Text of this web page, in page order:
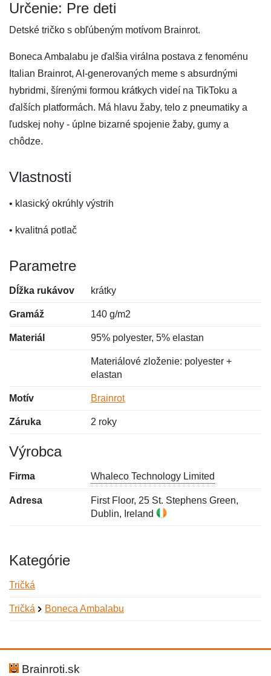
Určenie: Pre deti
Detské tričko s obľúbeným motívom Brainrot.
Boneca Ambalabu je ďalšia virálna postava z fenoménu
Italian Brainrot, AI-generovaných meme s absurdnými
hybridmi, šírenými formou krátkych videí na TikToku a
ďalších platformách. Má hlavu žaby, telo z pneumatiky a
ľudskej nohy - úplne bizarné spojenie žaby, gumy a
chôdze.
Vlastnosti
• klasický okrúhly výstrih
• kvalitná potlač
Parametre
Dĺžka rukávov krátky
Gramáž 140 g/m2
Materiál 95% polyester, 5% elastan
Materiálové zloženie: polyester +
elastan
Motív Brainrot
Záruka 2 roky
Výrobca
Firma Whaleco Technology Limited
Adresa
First Floor, 25 St. Stephens Green,
Dublin, Ireland
Kategórie
Tričká
Tričká Boneca Ambalabu
Hodnotenie:
Meno:
Brainroti.sk